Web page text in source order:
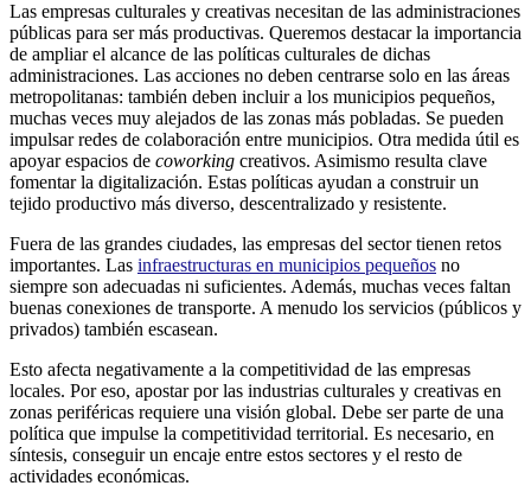
Las empresas culturales y creativas necesitan de las administraciones
públicas para ser más productivas. Queremos destacar la importancia
de ampliar el alcance de las políticas culturales de dichas
administraciones. Las acciones no deben centrarse solo en las áreas
metropolitanas: también deben incluir a los municipios pequeños,
muchas veces muy alejados de las zonas más pobladas. Se pueden
impulsar redes de colaboración entre municipios. Otra medida útil es
apoyar espacios de coworking creativos. Asimismo resulta clave
fomentar la digitalización. Estas políticas ayudan a construir un
tejido productivo más diverso, descentralizado y resistente.
Fuera de las grandes ciudades, las empresas del sector tienen retos
importantes. Las infraestructuras en municipios pequeños no
siempre son adecuadas ni suficientes. Además, muchas veces faltan
buenas conexiones de transporte. A menudo los servicios (públicos y
privados) también escasean.
Esto afecta negativamente a la competitividad de las empresas
locales. Por eso, apostar por las industrias culturales y creativas en
zonas periféricas requiere una visión global. Debe ser parte de una
política que impulse la competitividad territorial. Es necesario, en
síntesis, conseguir un encaje entre estos sectores y el resto de
actividades económicas.